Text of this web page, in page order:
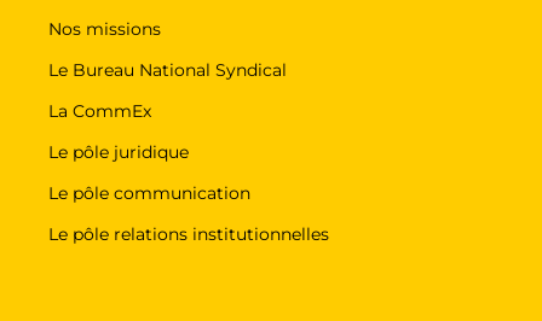
Nos missions
Le Bureau National Syndical
La CommEx
Le pôle juridique
Le pôle communication
Le pôle relations institutionnelles